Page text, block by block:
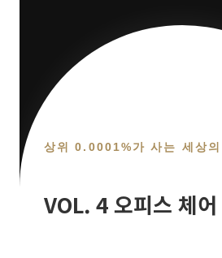
상위 0.0001%가 사는 세상
VOL. 4 오피스 체어